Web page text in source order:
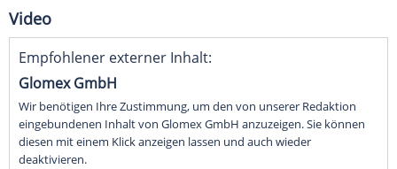
Video
Empfohlener externer Inhalt:
Glomex GmbH
Wir benötigen Ihre Zustimmung, um den von unserer Redaktion
eingebundenen Inhalt von Glomex GmbH anzuzeigen. Sie können
diesen mit einem Klick anzeigen lassen und auch wieder
deaktivieren.